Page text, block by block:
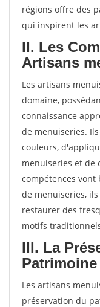
régions offre des
qui inspirent les
II. Les
Artisans
Les artisans
domaine,
connaissance
de menuiseries.
couleurs,
menuiseries et de
compétences
de menuiseries,
restaurer des
motifs
III. La
Patrimoine
Les artisans
préservation du